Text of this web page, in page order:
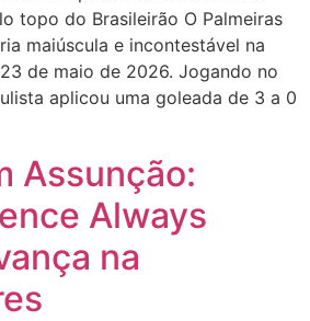
topo do Brasileirão O Palmeiras
maiúscula e incontestável na
de maio de 2026. Jogando no
aplicou uma goleada de 3 a 0
Assunção:
Always
na